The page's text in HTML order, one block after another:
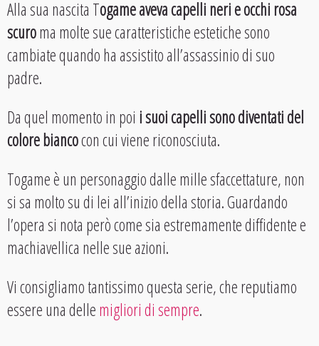
Alla sua nascita Togame aveva capelli neri e occhi rosa
scuroma molte sue caratteristiche estetiche sono
cambiate quando ha assistito all’assassinio di suo
padre.
Da quel momento in poi i suoi capelli sono diventati del
colore biancocon cui viene riconosciuta.
Togame è un personaggio dalle mille sfaccettature, non
si sa molto su di lei all’inizio della storia. Guardando
l’opera si nota però come sia estremamente diffidente e
machiavellica nelle sue azioni.
Vi consigliamo tantissimo questa serie, che reputiamo
essere una dellemigliori di sempre.